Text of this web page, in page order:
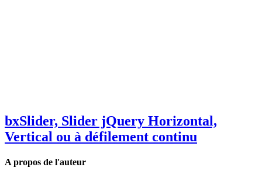
bxSlider, Slider jQuery Horizontal,
Vertical ou à défilement continu
A propos de l'auteur